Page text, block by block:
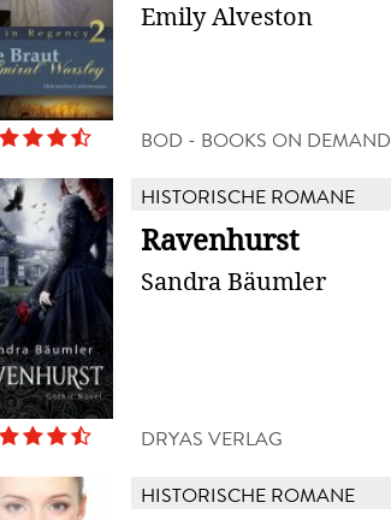
Emily Alveston
BOD - BOOKS ON DEMAND
HISTORISCHE ROMANE
Ravenhurst
Sandra Bäumler
DRYAS VERLAG
HISTORISCHE ROMANE